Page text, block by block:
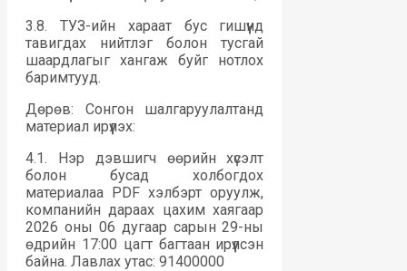
3.8. ТУЗ-ийн хараат бус гишүүнд
тавигдах нийтлэг болон тусгай
шаардлагыг хангаж буйг нотлох
баримтууд.
Дөрөв: Сонгон шалгаруулалтанд
материал ирүүлэх:
4.1. Нэр дэвшигч өөрийн хүсэлт
болон бусад холбогдох
материалаа PDF хэлбэрт оруулж,
компанийн дараах цахим хаягаар
2026 оны 06 дугаар сарын 29-ны
өдрийн 17:00 цагт багтаан ирүүлсэн
байна. Лавлах утас: 91400000